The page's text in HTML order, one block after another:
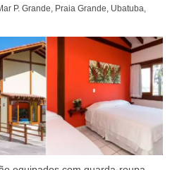
P. Grande, Praia Grande, Ubatuba,